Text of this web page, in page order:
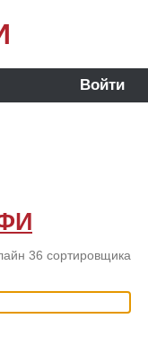
Войти
36 сортировщика